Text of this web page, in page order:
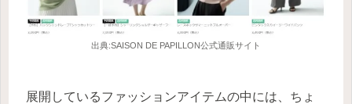
出典:SAISON DE PAPILLON公式通販サイト
展開しているファッションアイテムの中には、ちょ